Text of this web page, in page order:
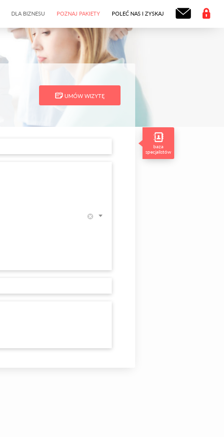
DLA BIZNESU POZNAJ PAKIETY POLEĆ NAS I ZYSKAJ
UMÓW WIZYTĘ
baza
specjalistów